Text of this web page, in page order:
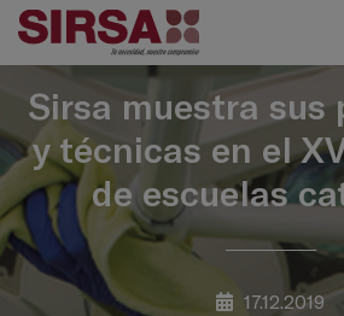
Sirsa muestra sus
y técnicas en el
de escuelas
17.12.2019